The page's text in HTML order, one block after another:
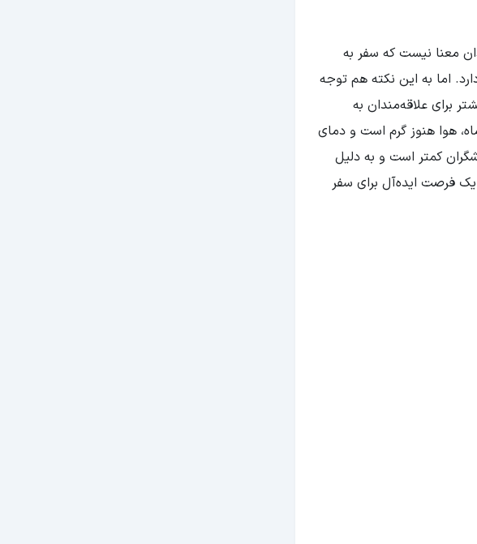
رزرو تور گرجستان پاییز 1402است. اما این بدان معنا نیست که سفر به
اما به این نکته هم توجه
برای علاقه‌مندان به
هوا هنوز گرم است و دمای
گردشگران کمتر است و به دلیل
فرصت ایده‌آل برای سفر